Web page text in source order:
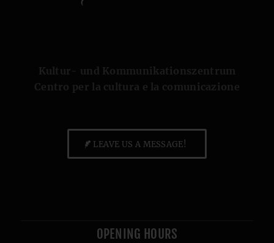
Kultur- und Kommunikationszentrum
Centro per la cultura e la comunicazione
LEAVE US A MESSAGE!
OPENING HOURS